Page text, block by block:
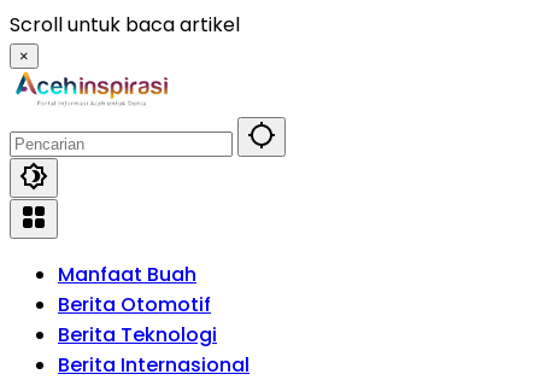
Langsung
ke
konten
Scroll untuk baca artikel
×
Manfaat Buah
Berita Otomotif
Berita Teknologi
Berita Internasional